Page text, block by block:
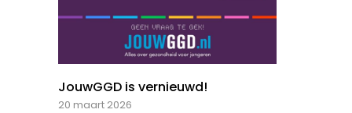
JouwGGD is vernieuwd!
20 maart 2026